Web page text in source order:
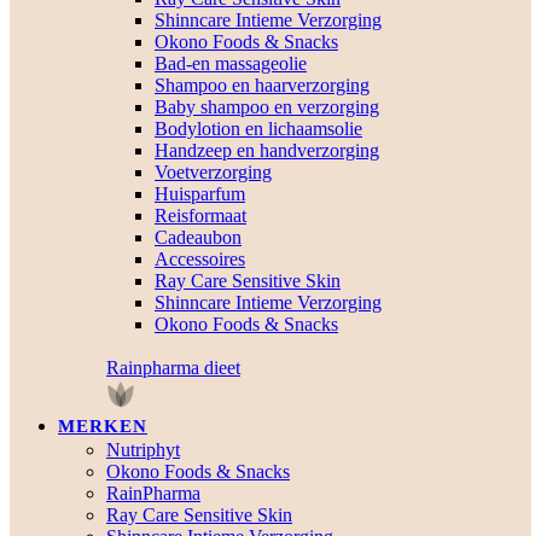
Shinncare Intieme Verzorging
Okono Foods & Snacks
Bad-en massageolie
Shampoo en haarverzorging
Baby shampoo en verzorging
Bodylotion en lichaamsolie
Handzeep en handverzorging
Voetverzorging
Huisparfum
Reisformaat
Cadeaubon
Accessoires
Ray Care Sensitive Skin
Shinncare Intieme Verzorging
Okono Foods & Snacks
Rainpharma dieet
MERKEN
Nutriphyt
Okono Foods & Snacks
RainPharma
Ray Care Sensitive Skin